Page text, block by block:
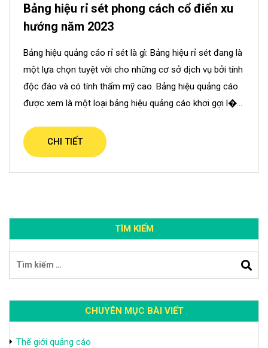
n
Bảng hiệu rỉ sét phong cách cổ điển xu
hướng năm 2023
Bảng hiệu quảng cáo rỉ sét là gì: Bảng hiệu rỉ sét đang là
một lựa chọn tuyệt vời cho những cơ sở dịch vụ bởi tính
độc đáo và có tính thẩm mỹ cao. Bảng hiệu quảng cáo
được xem là một loại bảng hiệu quảng cáo khơi gợi l�...
CHI TIẾT
TÌM KIẾM
CHUYÊN MỤC BÀI VIẾT
Thế giới quảng cáo